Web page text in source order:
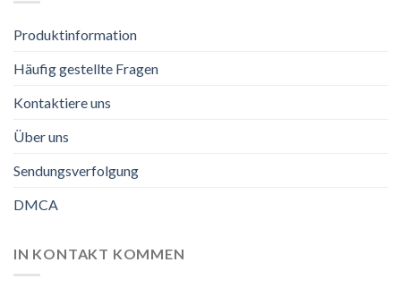
Produktinformation
Häufig gestellte Fragen
Kontaktiere uns
Über uns
Sendungsverfolgung
DMCA
IN KONTAKT KOMMEN